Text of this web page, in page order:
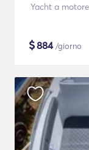
Yacht a motore
$884/giorno